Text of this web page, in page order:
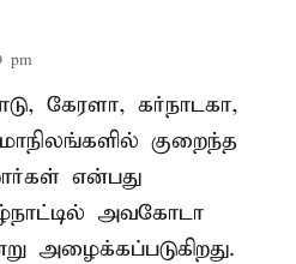
pm
கேரளா, கர்நாடகா,
குறைந்த
என்பது
அவகோடா
அழைக்கப்படுகிறது.